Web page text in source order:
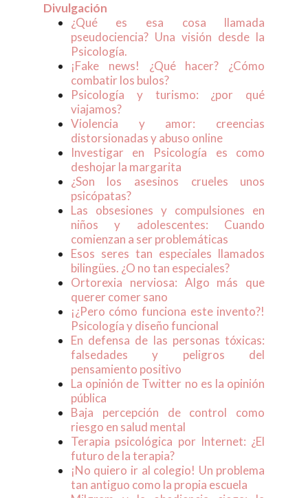
Divulgación
¿Qué es esa cosa llamada
pseudociencia? Una visión desde la
Psicología.
¡Fake news! ¿Qué hacer? ¿Cómo
combatir los bulos?
Psicología y turismo: ¿por qué
viajamos?
Violencia y amor: creencias
distorsionadas y abuso online
Investigar en Psicología es como
deshojar la margarita
¿Son los asesinos crueles unos
psicópatas?
Las obsesiones y compulsiones en
niños y adolescentes: Cuando
comienzan a ser problemáticas
Esos seres tan especiales llamados
bilingües. ¿O no tan especiales?
Ortorexia nerviosa: Algo más que
querer comer sano
¡¿Pero cómo funciona este invento?!
Psicología y diseño funcional
En defensa de las personas tóxicas:
falsedades y peligros del
pensamiento positivo
La opinión de Twitter no es la opinión
pública
Baja percepción de control como
riesgo en salud mental
Terapia psicológica por Internet: ¿El
futuro de la terapia?
¡No quiero ir al colegio! Un problema
tan antiguo como la propia escuela